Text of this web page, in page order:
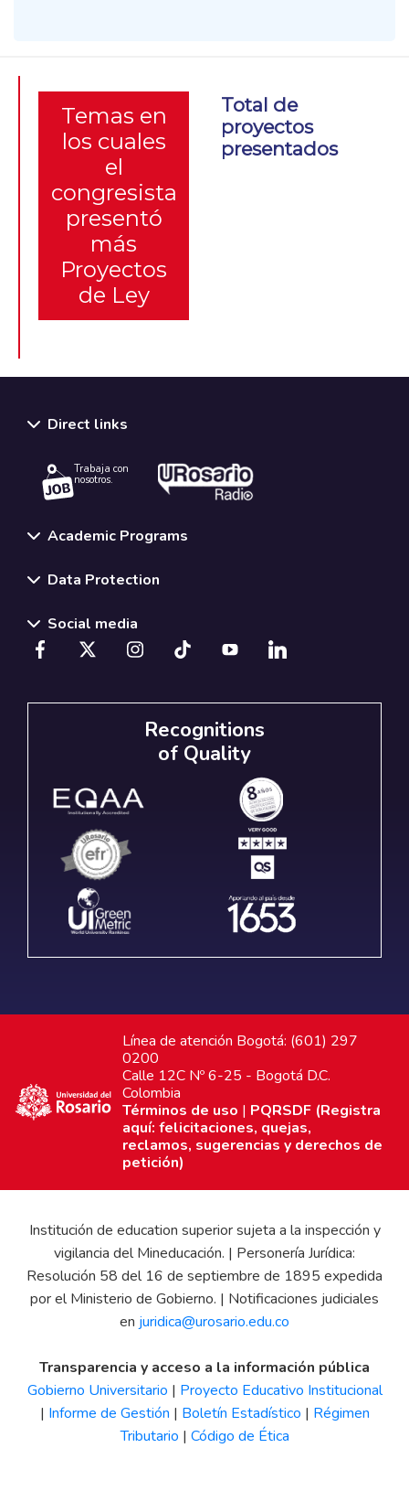
Temas en
los cuales
el
congresista
presentó
más
Proyectos
de Ley
Total de
proyectos
presentados
Direct links
Trabaja con
nosotros.
Academic Programs
Data Protection
Social media
Recognitions
of Quality
Línea de atención Bogotá: (601) 297
0200
Calle 12C Nº 6-25 - Bogotá D.C.
Colombia
Términos de uso | PQRSDF (Registra
aquí: felicitaciones, quejas,
reclamos, sugerencias y derechos de
petición)
Institución de education superior sujeta a la inspección y
vigilancia del Mineducación. | Personería Jurídica:
Resolución 58 del 16 de septiembre de 1895 expedida
por el Ministerio de Gobierno. | Notificaciones judiciales
en juridica@urosario.edu.co
Transparencia y acceso a la información pública
Gobierno Universitario | Proyecto Educativo Institucional
| Informe de Gestión | Boletín Estadístico | Régimen
Tributario | Código de Ética